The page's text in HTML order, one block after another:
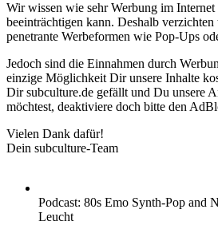
Wir wissen wie sehr Werbung im
beeinträchtigen kann. Deshalb
penetrante Werbeformen wie Pop-Ups
Jedoch sind die Einnahmen durch
einzige Möglichkeit Dir unsere Inhalte
Dir subculture.de gefällt und Du unsere
möchtest, deaktiviere doch bitte den
Vielen Dank dafür!
Dein subculture-Team
Podcast: 80s Emo Synth-Pop and
Leucht